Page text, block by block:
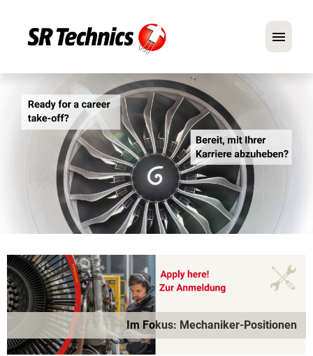
Englisch
Im Fokus: Mechaniker-Positionen
FAQ
Bewerbungstipps
Im Fokus: Mechaniker-Positionen